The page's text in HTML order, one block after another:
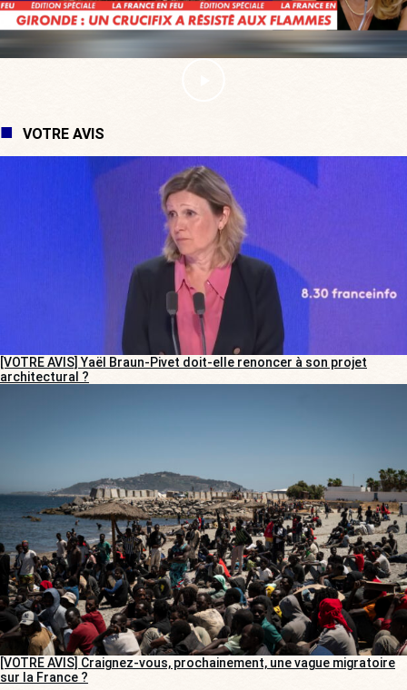
VOTRE AVIS
[VOTRE AVIS] Yaël Braun-Pivet doit-elle renoncer à son projet
architectural ?
[VOTRE AVIS] Craignez-vous, prochainement, une vague migratoire
sur la France ?